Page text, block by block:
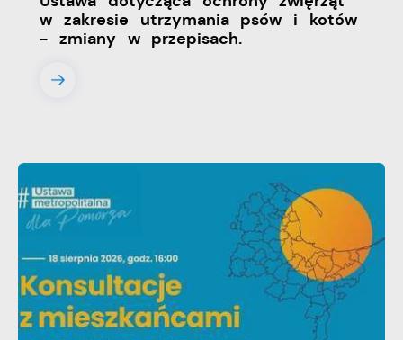
w zakresie utrzymania psów i kotów
- zmiany w przepisach.